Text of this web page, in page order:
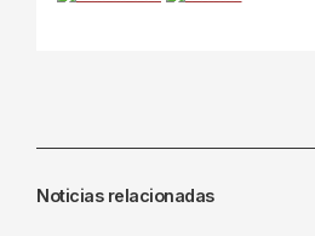
Noticias relacionadas